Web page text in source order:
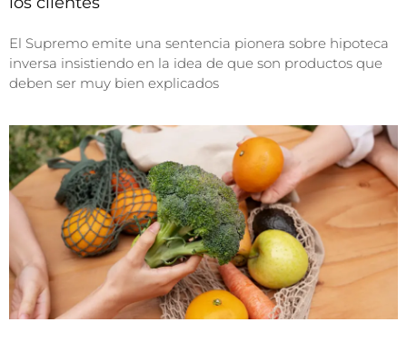
El Supremo emite una sentencia pionera sobre hipoteca
inversa insistiendo en la idea de que son productos que
deben ser muy bien explicados